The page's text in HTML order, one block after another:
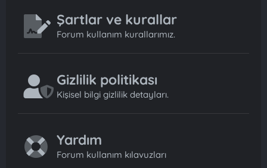
Şartlar ve kurallar
Forum kullanım kurallarımız.
Gizlilik politikası
Kişisel bilgi gizlilik detayları.
Yardım
Forum kullanım kılavuzları